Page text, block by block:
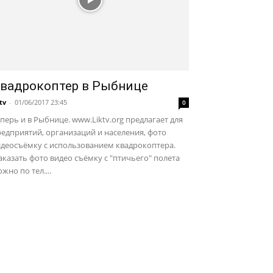
в Рыбнице
- 01/06/2017 23:45 0
и в Рыбнице. www.Liktv.org предлагает для
организаций и населения, фото
с использованием квадрокоптера.
фото видео съёмку с "птичьего" полета
по тел....